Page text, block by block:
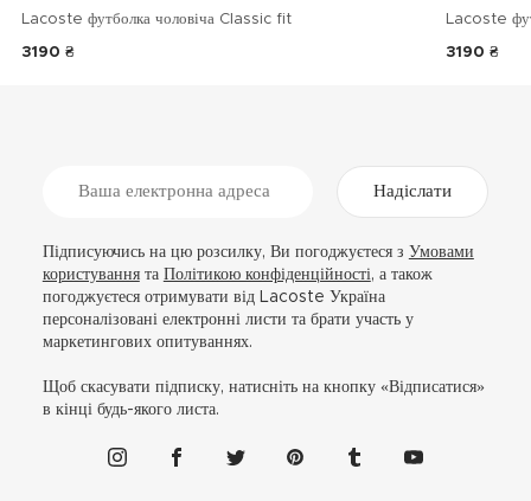
Lacoste футболка чоловіча Classic fit
3190 ₴
Lacoste
3190 ₴
Надіслати
Підписуючись на цю розсилку, Ви погоджуєтеся з Умовами
користуваннята Політикою конфіденційності, а також
погоджуєтеся отримувати від Lacoste Україна
персоналізовані електронні листи та брати участь у
маркетингових опитуваннях.
Щоб скасувати підписку, натисніть на кнопку «Відписатися»
в кінці будь-якого листа.